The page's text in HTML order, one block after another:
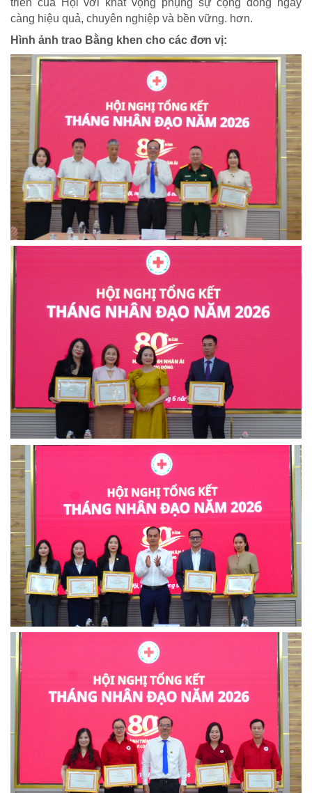
NHỊP CẦU NHÂN ÁI
Nhịp cầu Nhân ái VTV1
Địa chỉ nhân ái
triển của Hội với khát vọng phụng sự cộng đồng ngày
càng hiệu quả, chuyên nghiệp và bền vững. hơn.
Hình ảnh trao Bằng khen cho các đơn vị: